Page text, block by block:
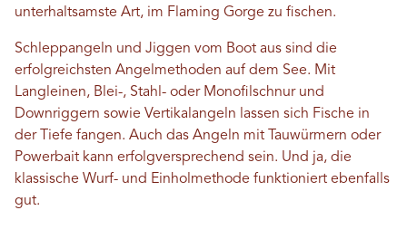
unterhaltsamste Art, im Flaming Gorge zu fischen.
Schleppangeln und Jiggen vom Boot aus sind die
erfolgreichsten Angelmethoden auf dem See. Mit
Langleinen, Blei-, Stahl- oder Monofilschnur und
Downriggern sowie Vertikalangeln lassen sich Fische in
der Tiefe fangen. Auch das Angeln mit Tauwürmern oder
Powerbait kann erfolgversprechend sein. Und ja, die
klassische Wurf- und Einholmethode funktioniert ebenfalls
gut.